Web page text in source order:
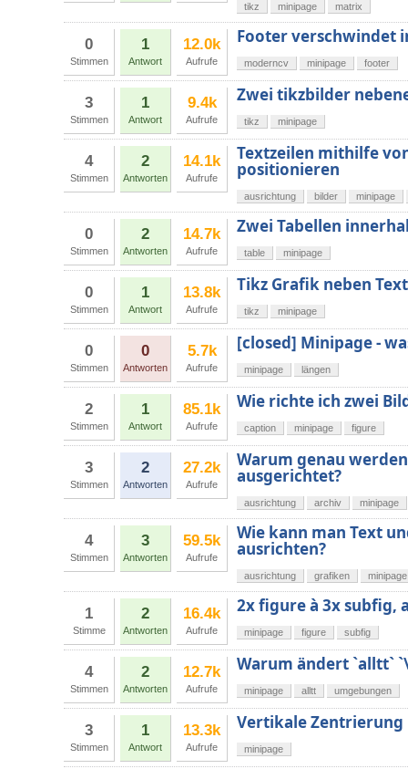
tikz minipage matrix
0
Stimmen
1
Antwort
12.0k
Aufrufe
Footer verschwindet
moderncv minipage footer
3
Stimmen
1
Antwort
9.4k
Aufrufe
Zwei tikzbilder
tikz minipage
4
Stimmen
2
Antworten
14.1k
Aufrufe
Textzeilen mithilfe
positionieren
ausrichtung bilder minipage
0
Stimmen
2
Antworten
14.7k
Aufrufe
Zwei Tabellen
table minipage
0
Stimmen
1
Antwort
13.8k
Aufrufe
Tikz Grafik neben Text
tikz minipage
0
Stimmen
0
Antworten
5.7k
Aufrufe
[closed] Minipage -
minipage längen
2
Stimmen
1
Antwort
85.1k
Aufrufe
Wie richte ich zwei
caption minipage figure
3
Stimmen
2
Antworten
27.2k
Aufrufe
Warum genau
ausgerichtet?
ausrichtung archiv minipage
4
Stimmen
3
Antworten
59.5k
Aufrufe
Wie kann man Text
ausrichten?
ausrichtung grafiken minipage
1
Stimme
2
Antworten
16.4k
Aufrufe
2x figure à 3x subfig,
minipage figure subfig
4
Stimmen
2
Antworten
12.7k
Aufrufe
Warum ändert `alltt`
minipage alltt umgebungen
3
Stimmen
1
Antwort
13.3k
Aufrufe
Vertikale Zentrierung
minipage